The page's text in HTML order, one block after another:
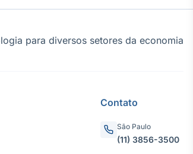
para diversos setores da economia
Contato
São Paulo
(11) 3856-3500